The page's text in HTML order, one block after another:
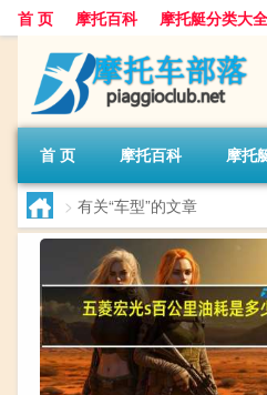
首 页 摩托百科 摩托艇分类大全
首 页 摩托百科 摩托
> 有关“车型”的文章